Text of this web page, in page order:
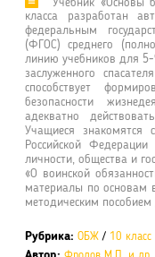
класса разработан
федеральным
(ФГОС) среднего
линию учебников для
заслуженного
способствует
безопасности
адекватно
Учащиеся знакомятся
Российской
личности, общества и
«О воинской
материалы по основам
методическим пособием
Рубрика: ОБЖ / 10 класс